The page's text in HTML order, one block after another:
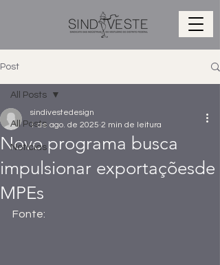
Post
All Posts
Notícias
All Posts
Novo programa busca
impulsionar exportaçõesde
MPEs
sindivestedesign
1 de ago. de 2025 2 min de leitura
Fonte: